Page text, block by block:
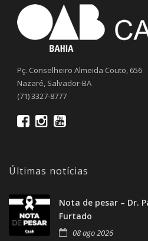
Pç. Conselheiro Almeida Couto, 656
Nazaré, Salvador-BA
(71) 3327-8777
Últimas notícias
Nota de pesar – Dr.
Furtado
08 ago 2026